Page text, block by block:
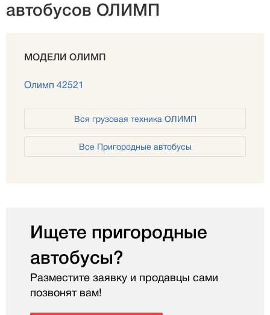
автобусов ОЛИМП
МОДЕЛИ ОЛИМП
Олимп 42521
Вся грузовая техника ОЛИМП
Все Пригородные автобусы
Ищете пригородные
автобусы?
Разместите заявку и продавцы сами
позвонят вам!